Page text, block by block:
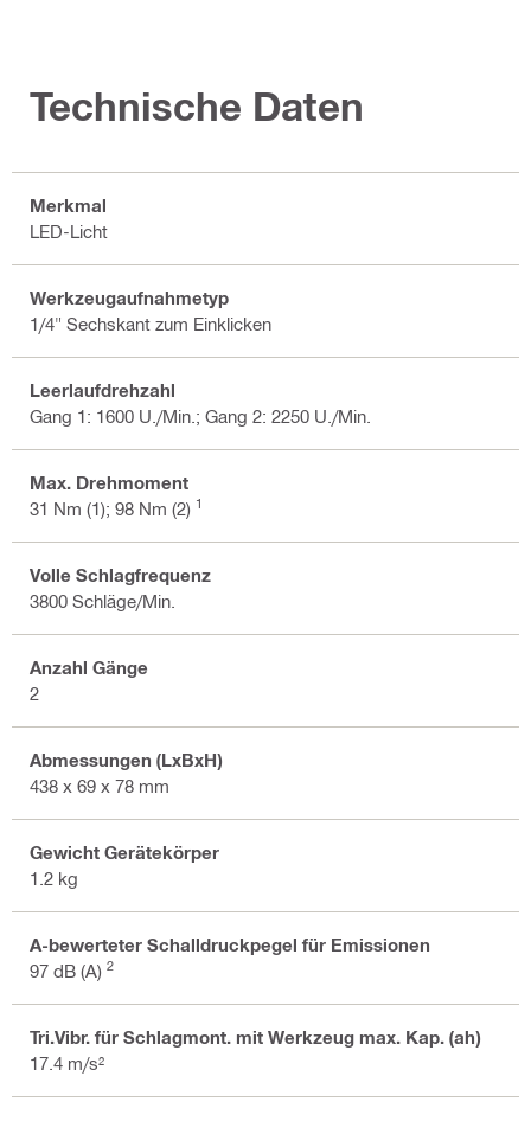
Technische Daten
Merkmal
LED-Licht
Werkzeugaufnahmetyp
1/4" Sechskant zum Einklicken
Leerlaufdrehzahl
Gang 1: 1600 U./Min.; Gang 2: 2250 U./Min.
Max. Drehmoment
31 Nm (1); 98 Nm (2) 1
Volle Schlagfrequenz
3800 Schläge/Min.
Anzahl Gänge
2
Abmessungen (LxBxH)
438 x 69 x 78 mm
Gewicht Gerätekörper
1.2 kg
A-bewerteter Schalldruckpegel für Emissionen
97 dB (A) 2
Tri.Vibr. für Schlagmont. mit Werkzeug max. Kap. (ah)
17.4 m/s²